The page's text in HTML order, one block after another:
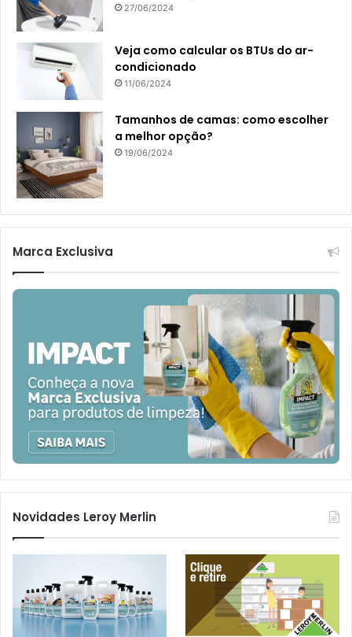
27/06/2024
Veja como calcular os BTUs do ar-
condicionado
11/06/2024
Tamanhos de camas: como escolher
a melhor opção?
19/06/2024
Marca Exclusiva
Novidades Leroy Merlin